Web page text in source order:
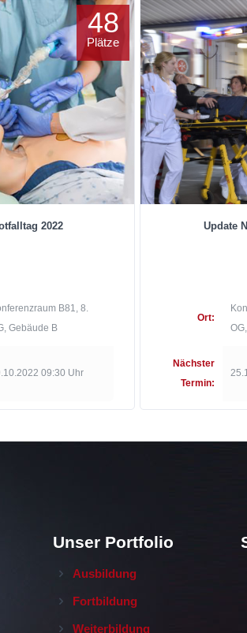
2022
B81, 8.
Gebäude B
09:30 Uhr
48
Plätze
Update
Ort:
Nächster
Termin:
Unser Portfolio
Ausbildung
Fortbildung
Weiterbildung